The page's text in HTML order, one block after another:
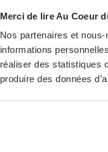
Merci de lire Au Coeur
Nos partenaires et
informations
réaliser des statistiques
produire des données
Médias